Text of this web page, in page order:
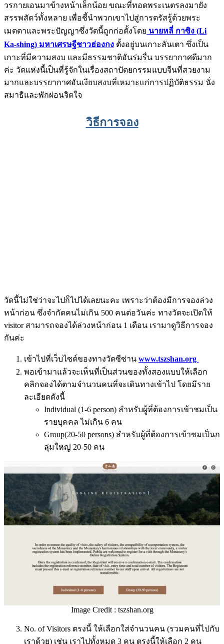
วรกายเอนมาข้างหน้าเล็กน้อย ขณะที่ทอดพระเนตรลงมายัง
สรรพสัตว์ทั้งหลาย เพื่อชี้นำพวกเขาไปสู่การตรัสรู้ด้วยพระ
เมตตาและพระปัญญาซึ่งวัดนี้ถูกก่อตั้งโดย นายหลี่ กาซิง (Li
Ka-shing) มหาเศรษฐีชาวฮ่องกง ตั้งอยู่บนเกาะลันเตา ซึ่งเป็น
เกาะที่มีความสงบ และมีธรรมชาติอันร่มรื่น บรรยากาศดีมาก
ค่ะ วัดแห่งนี้เป็นที่รู้จักในเรื่องสถาปัตยกรรมแบบจีนที่สวยงาม
มากและบรรยากาศอันเงียบสงบที่เหมาะแก่การปฏิบัติธรรม นั่ง
สมาธิและพักผ่อนจิตใจ
วิธีการจอง
วัดนี้ไม่ใช่ว่าจะไปก็ไปได้เลยนะคะ เพราะว่าต้องมีการจองล่วง
หน้าก่อน ซึ่งจำกัดคนไม่เกิน 500 คนต่อวันค่ะ ทางวัดจะเปิดให้
visitor สามารถจองได้ล่วงหน้าก่อน 1 เดือน เรามาดูวิธีการจอง
กันค่ะ
เข้าไปที่เว็บไซต์ของทางวัดซีซ่าน www.tszshan.org
พอเข้ามาแล้วจะเห็นที่เป็นส่วนของทั้งสองแบบให้เลือก
คลิกจองได้ตามจำนวนคนที่จะเดินทางเข้าไป โดยมีราย
ละเอียดดังนี้
Individual (1-6 person) สำหรับผู้ที่ต้องการเข้าชมเป็น
รายบุคคล ไม่เกิน 6 คน
Group(20-50 persons) สำหรับผู้ที่ต้องการเข้าชมเป็นก
ลุ่มใหญ่ 20-50 คน
Image Credit : tszshan.org
No. of Visitors ตรงนี้ ให้เลือกใส่จำนวนคน (รวมคนที่ไปกับ
เราด้วย) เช่น เราไปทั้งหมด 3 คน ตรงนี้ให้เลือก 2 คน